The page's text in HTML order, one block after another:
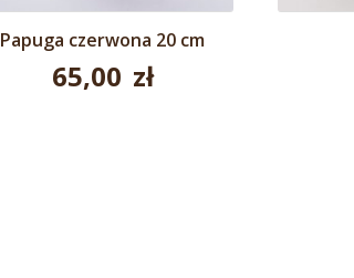
Papuga czerwona 20 cm
65,00 zł